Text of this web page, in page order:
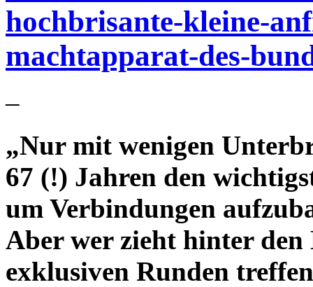
hochbrisante-kleine-
machtapparat-des-
–
„Nur mit wenigen
67 (!) Jahren den
um Verbindungen
Aber wer zieht hinter den
exklusiven Runden